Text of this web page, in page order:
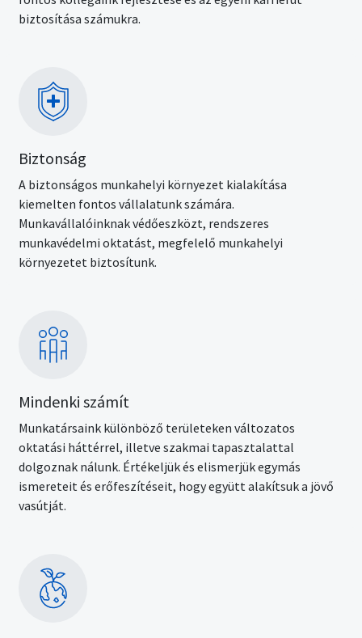
biztosítása számukra.
Biztonság
A biztonságos munkahelyi környezet kialakítása
kiemelten fontos vállalatunk számára.
Munkavállalóinknak védőeszközt, rendszeres
munkavédelmi oktatást, megfelelő munkahelyi
környezetet biztosítunk.
Mindenki számít
Munkatársaink különböző területeken változatos
oktatási háttérrel, illetve szakmai tapasztalattal
dolgoznak nálunk. Értékeljük és elismerjük egymás
ismereteit és erőfeszítéseit, hogy együtt alakítsuk a jövő
vasútját.